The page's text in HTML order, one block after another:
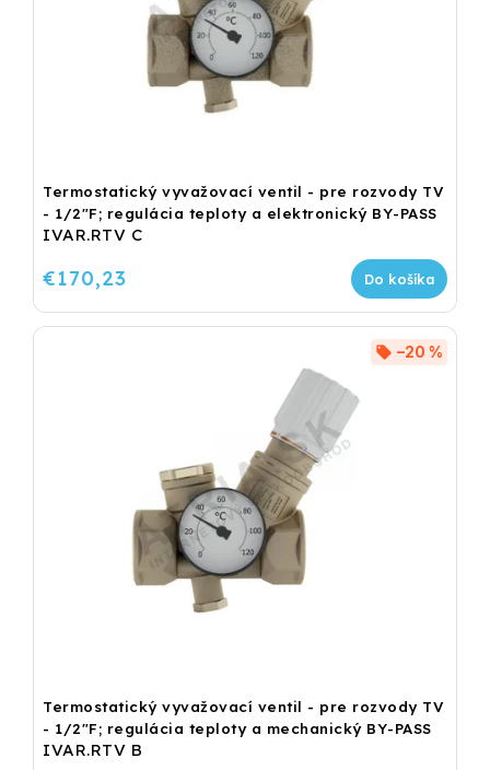
Termostatický vyvažovací ventil - pre rozvody TV
- 1/2"F; regulácia teploty a elektronický BY-PASS
IVAR.RTV C
€170,23 Do košíka
Termostatický vyvažovací ventil - pre rozvody TV
- 1/2"F; regulácia teploty a mechanický BY-PASS
IVAR.RTV B
–20 %